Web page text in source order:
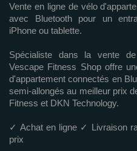
Vente en ligne de vélo
avec Bluetooth pour un
iPhone ou tablette.
Spécialiste dans la vente
Vescape Fitness Shop offre
d'appartement connectés en
semi-allongés au meilleur prix
Fitness et DKN Technology.
✓ Achat en ligne ✓ Livraison
prix